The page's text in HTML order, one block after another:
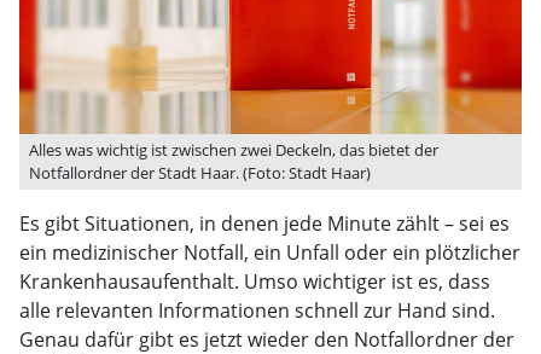
Alles was wichtig ist zwischen zwei Deckeln, das bietet der
Notfallordner der Stadt Haar. (Foto: Stadt Haar)
Es gibt Situationen, in denen jede Minute zählt – sei es
ein medizinischer Notfall, ein Unfall oder ein plötzlicher
Krankenhausaufenthalt. Umso wichtiger ist es, dass
alle relevanten Informationen schnell zur Hand sind.
Genau dafür gibt es jetzt wieder den Notfallordner der